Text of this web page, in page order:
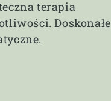
terapia
Doskonałe